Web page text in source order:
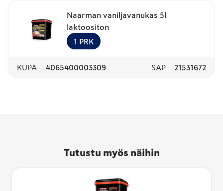
Naarman vaniljavanukas 5l
laktoositon
1 PRK
KUPA 4065400003309 SAP 21531672
Tutustu myös näihin